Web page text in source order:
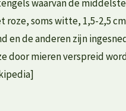
waarvan de
soms witte, 1,5-2,5
en de anderen zijn
door mieren verspreid